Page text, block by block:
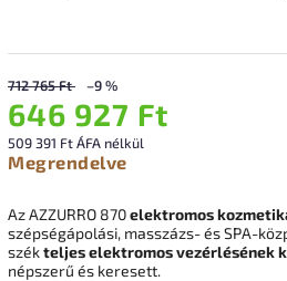
712 765 Ft –9 %
646 927 Ft
509 391 Ft ÁFA nélkül
Megrendelve
Az AZZURRO 870elektromos
szépségápolási, masszázs- és SPA-
székteljes elektromos vezérlésének
népszerű és keresett.